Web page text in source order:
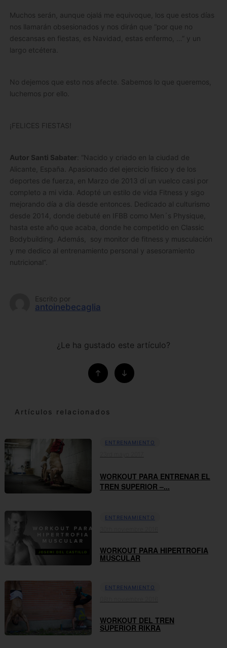
Muchos serán, aunque ojalá me equivoque, los que estos días
nos llamarán obsesionados y nos dirán que “por que no
descansas en fiestas, es Navidad, estas enfermo, …” y un
largo etcétera.
No dejemos que esto nos afecte. Sabemos lo que queremos,
luchemos por ello.
¡FELICES FIESTAS!
Autor Santi Sabater: “Nacido y criado en la ciudad de
Alicante, España. Apasionado del ejercicio físico y de los
deportes de fuerza, en Marzo de 2013 dí un vuelco casi por
completo a mi vida. Adopté un estilo de vida Fitness y sigo
mejorando día a día desde entonces. Dedicado al culturismo
desde 2014, donde debuté en IFBB como Men´s Physique,
hasta este año que acaba, donde he competido en Classic
Bodybuilding. Además, soy monitor de fitness y musculación
y me dedico al entrenamiento personal y asesoramiento
nutricional”.
Escrito por
antoinebecaglia
¿Le ha gustado este artículo?
Artículos relacionados
ENTRENAMIENTO
WORKOUT PARA ENTRENAR EL
TREN SUPERIOR –...
ENTRENAMIENTO
WORKOUT PARA HIPERTROFIA
MUSCULAR
ENTRENAMIENTO
WORKOUT DEL TREN
SUPERIOR RIKRA